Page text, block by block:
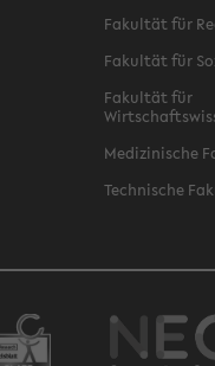
Fakultät für
Fakultät für
Fakultät für
Medizinische
Technische